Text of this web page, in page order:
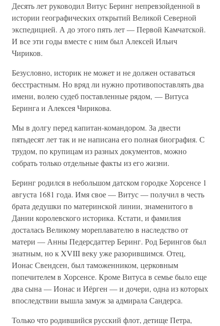
Десять лет руководил Витус Беринг непревзойденной в
истории географических открытий Великой Северной
экспедицией. А до этого пять лет — Первой Камчатской.
И все эти годы вместе с ним был Алексей Ильич
Чириков.
Безусловно, историк не может и не должен оставаться
бесстрастным. Но вряд ли нужно противопоставлять два
имени, волею судеб поставленные рядом, — Витуса
Беринга и Алексея Чирикова.
Мы в долгу перед капитан-командором. За двести
пятьдесят лет так и не написана его полная биография. С
трудом, по крупицам из разных документов, можно
собрать только отдельные факты из его жизни.
Беринг родился в небольшом датском городке Хорсенсе 1
августа 1681 года. Имя свое — Витус — получил в честь
брата дедушки по материнской линии, знаменитого в
Дании королевского историка. Кстати, и фамилия
досталась Великому мореплавателю в наследство от
матери — Анны Педерсдаттер Беринг. Род Берингов был
знатным, но к XVIII веку уже разорившимся. Отец,
Ионас Свендсен, был таможенником, церковным
попечителем в Хорсенсе. Кроме Витуса в семье было еще
два сына — Ионас и Иёрген — и дочери, одна из которых
впоследствии вышла замуж за адмирала Сандерса.
Только что родившийся русский флот, детище Петра,